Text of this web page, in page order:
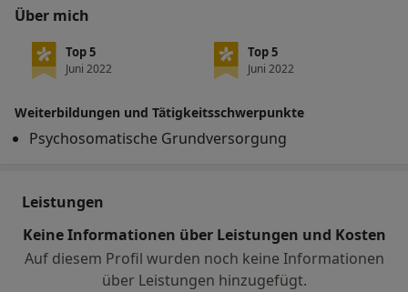
Über mich
Top 5
Juni 2022
Top 5
Juni 2022
Weiterbildungen und Tätigkeitsschwerpunkte
Psychosomatische Grundversorgung
Leistungen
Keine Informationen über Leistungen und Kosten
Auf diesem Profil wurden noch keine Informationen
über Leistungen hinzugefügt.